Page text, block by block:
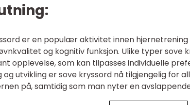
er en populær aktivitet innen
og kognitiv funksjon. Ulike typer sove
opplevelse, som kan tilpasses individuelle
og utvikling er sove kryssord nå tilgjengelig for
på, samtidig som man nyter en